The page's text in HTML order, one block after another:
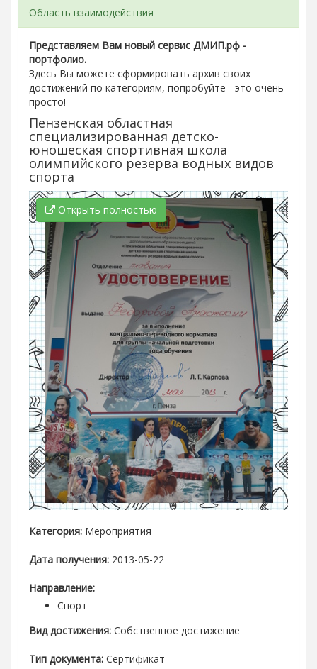
Область взаимодействия
Представляем Вам новый сервис ДМИП.рф -
портфолио.
Здесь Вы можете сформировать архив своих
достижений по категориям, попробуйте - это очень
просто!
Пензенская областная
специализированная детско-
юношеская спортивная школа
олимпийского резерва водных видов
спорта
Открыть полностью
Категория: Мероприятия
Дата получения: 2013-05-22
Направление:
Спорт
Вид достижения: Собственное достижение
Тип документа: Сертификат